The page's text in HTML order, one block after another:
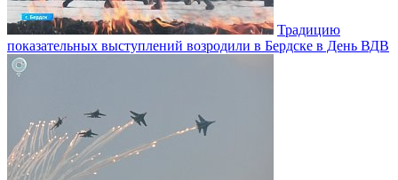
Традицию
показательных выступлений возродили в Бердске в День ВДВ